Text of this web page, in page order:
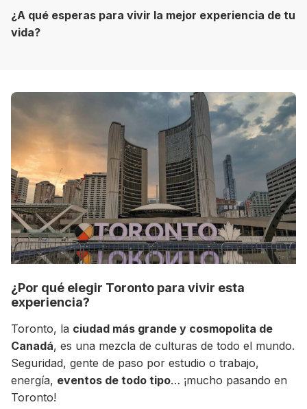
8 ciudades para tomar cursos de inglés
intensivo
Estudia Desarrollo Web en Toronto
¿A qué esperas para vivir la mejor experiencia de tu
vida?
¿Por qué elegir Toronto para vivir esta
experiencia?
Toronto, la ciudad más grande y cosmopolita de
Canadá, es una mezcla de culturas de todo el mundo.
Seguridad, gente de paso por estudio o trabajo,
energía, eventos de todo tipo… ¡mucho pasando en
Toronto!